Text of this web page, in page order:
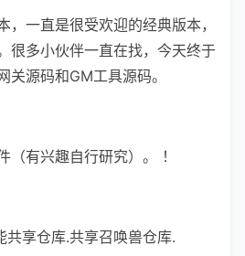
，一直是很受欢迎的经典版本，
很多小伙伴一直在找，今天终于
关源码和GM工具源码。
（有兴趣自行研究）。 ！
享仓库.共享召唤兽仓库.